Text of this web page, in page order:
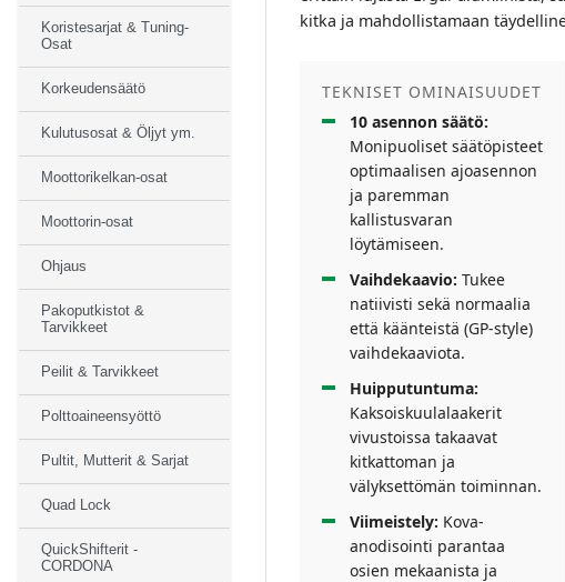
kitka ja mahdollistamaan
TEKNISET OMINAISUUDET
10 asennon säätö:
Monipuoliset säätöpisteet
optimaalisen ajoasennon
ja paremman
kallistusvaran
löytämiseen.
Vaihdekaavio: Tukee
natiivisti sekä normaalia
että käänteistä (GP-style)
vaihdekaaviota.
Huipputuntuma:
Kaksoiskuulalaakerit
vivustoissa takaavat
kitkattoman ja
välyksettömän toiminnan.
Viimeistely: Kova-
anodisointi parantaa
osien mekaanista ja
Koristesarjat & Tuning-
Osat
Korkeudensäätö
Kulutusosat & Öljyt ym.
Moottorikelkan-osat
Moottorin-osat
Ohjaus
Pakoputkistot &
Tarvikkeet
Peilit & Tarvikkeet
Polttoaineensyöttö
Pultit, Mutterit & Sarjat
Quad Lock
QuickShifterit -
CORDONA